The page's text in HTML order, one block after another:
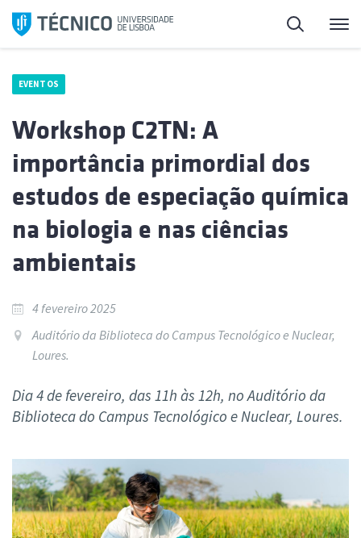
Saltar
para
Pesquisa
EVENTOS
Workshop C2TN: A
importância primordial dos
estudos de especiação química
na biologia e nas ciências
ambientais
4 fevereiro 2025
Auditório da Biblioteca do Campus Tecnológico e Nuclear,
Loures.
Dia 4 de fevereiro, das 11h às 12h, no Auditório da
Biblioteca do Campus Tecnológico e Nuclear, Loures.